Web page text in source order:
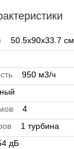
50.5x90x33.7 см
950 м3/ч
4
1 турбина
дБ